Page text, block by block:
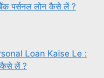
पर्सनल लोन कैसे लें ?
Loan Kaise Le :
कैसे लें ?